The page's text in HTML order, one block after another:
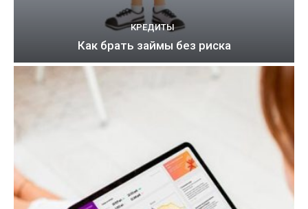
КРЕДИТЫ
Как брать займы без риска